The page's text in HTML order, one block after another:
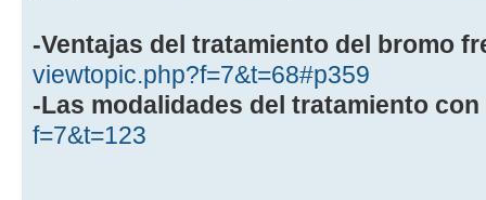
-Ventajas del tratamiento del bromo
viewtopic.php?f=7&t=68#p359
-Las modalidades del tratamiento
f=7&t=123